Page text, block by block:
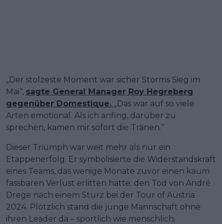
„Der stolzeste Moment war sicher Storms Sieg im
Mai“, sagte General Manager Roy Hegreberg
gegenüber Domestique. „Das war auf so viele
Arten emotional. Als ich anfing, darüber zu
sprechen, kamen mir sofort die Tränen.“
Dieser Triumph war weit mehr als nur ein
Etappenerfolg. Er symbolisierte die Widerstandskraft
eines Teams, das wenige Monate zuvor einen kaum
fassbaren Verlust erlitten hatte: den Tod von André
Drege nach einem Sturz bei der Tour of Austria
2024. Plötzlich stand die junge Mannschaft ohne
ihren Leader da – sportlich wie menschlich.